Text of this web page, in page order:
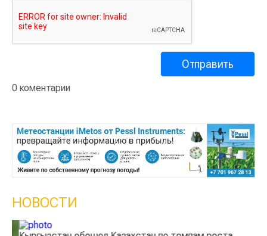
0 коментарии
НОВОСТИ